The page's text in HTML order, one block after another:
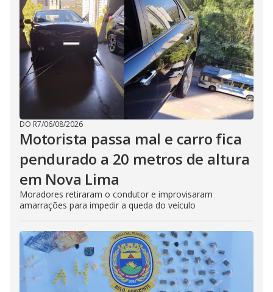
DO R7/06/08/2026
Motorista passa mal e carro fica
pendurado a 20 metros de altura
em Nova Lima
Moradores retiraram o condutor e improvisaram
amarrações para impedir a queda do veículo